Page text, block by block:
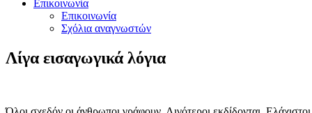
Επικοινωνία
Επικοινωνία
Σχόλια αναγνωστών
Λίγα εισαγωγικά λόγια